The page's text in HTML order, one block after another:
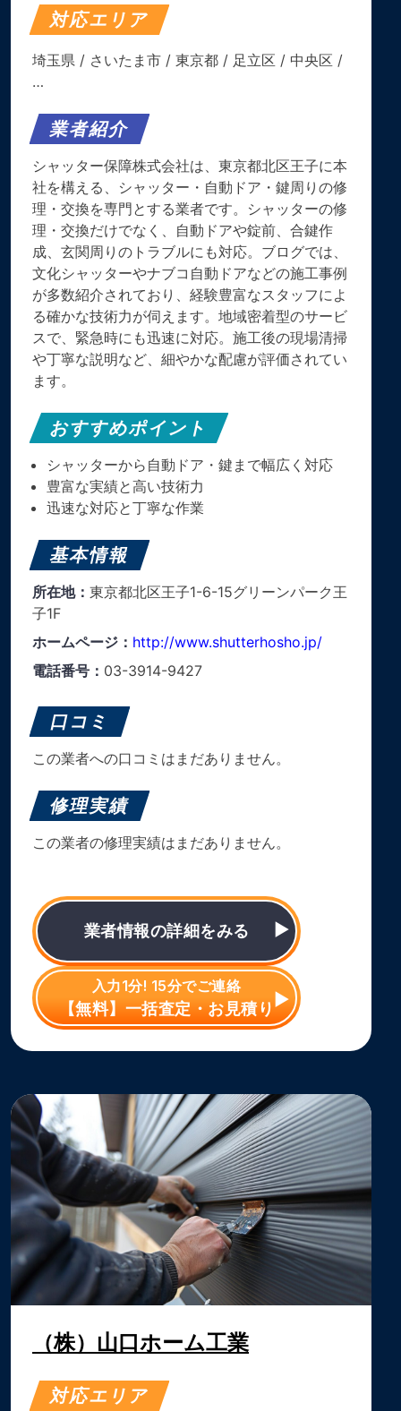
対応エリア
埼玉県 / さいたま市 / 東京都 / 足立区 / 中央区 /
…
業者紹介
シャッター保障株式会社は、東京都北区王子に本
社を構える、シャッター・自動ドア・鍵周りの修
理・交換を専門とする業者です。​シャッターの修
理・交換だけでなく、自動ドアや錠前、合鍵作
成、玄関周りのトラブルにも対応。​ブログでは、
文化シャッターやナブコ自動ドアなどの施工事例
が多数紹介されており、経験豊富なスタッフによ
る確かな技術力が伺えます。​地域密着型のサービ
スで、緊急時にも迅速に対応。​施工後の現場清掃
や丁寧な説明など、細やかな配慮が評価されてい
ます。
おすすめポイント
シャッターから自動ドア・鍵まで幅広く対応
豊富な実績と高い技術力
迅速な対応と丁寧な作業
基本情報
所在地： 東京都北区王子1-6-15グリーンパーク王
子1F
ホームページ： http://www.shutterhosho.jp/
電話番号： 03-3914-9427
口コミ
この業者への口コミはまだありません。
修理実績
この業者の修理実績はまだありません。
業者情報の詳細をみる
入力1分! 15分でご連絡
【無料】一括査定・お見積り
（株）山口ホーム工業
対応エリア